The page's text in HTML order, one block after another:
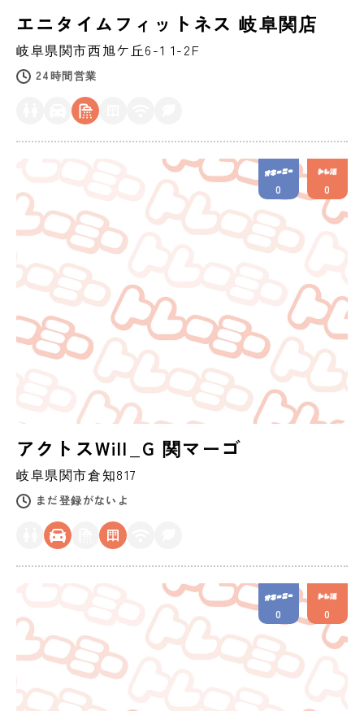
エニタイムフィットネス 岐阜関店
岐阜県関市西旭ケ丘6-1 1-2F
24時間営業
アクトスWill_G 関マーゴ
岐阜県関市倉知817
まだ登録がないよ
0 0
0 0